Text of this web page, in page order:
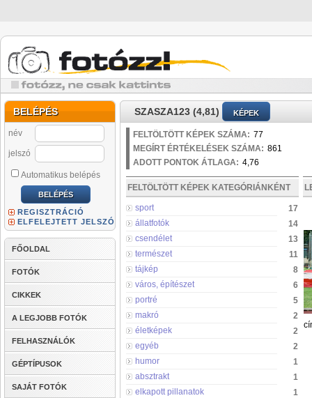
BELÉPÉS
név
jelszó
Automatikus belépés
REGISZTRÁCIÓ
ELFELEJTETT JELSZÓ
FŐOLDAL
FOTÓK
CIKKEK
A LEGJOBB FOTÓK
FELHASZNÁLÓK
GÉPTÍPUSOK
SAJÁT FOTÓK
SZASZA123 (4,81) KÉPEK
FELTÖLTÖTT KÉPEK SZÁMA: 77
MEGÍRT ÉRTÉKELÉSEK SZÁMA: 861
ADOTT PONTOK ÁTLAGA: 4,76
FELTÖLTÖTT KÉPEK KATEGÓRIÁNKÉNT
sport
17
állatfotók
14
csendélet
13
természet
11
tájkép
8
város, építészet
6
portré
5
makró
2
életképek
2
egyéb
2
humor
1
absztrakt
1
elkapott pillanatok
1